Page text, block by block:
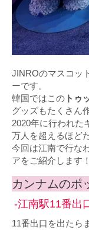
JINROのマスコッ
ーです。
韓国ではこの トゥ
グッズもたくさん
2020年に行われた
万人を超えるほど
今回は江南で行な
アをご紹介します！
カンナムのポ
-江南駅11番出
11番出口を出たら